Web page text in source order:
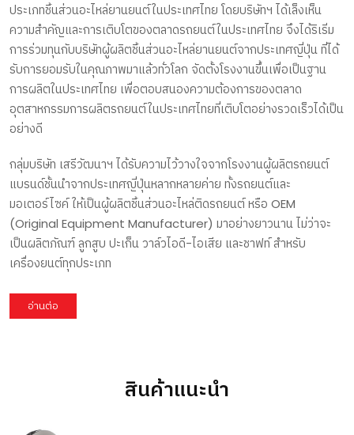
ประเภทชิ้นส่วนอะไหล่ยานยนต์ในประเทศไทย โดยบริษัทฯ ได้เล็งเห็น
ความสำคัญและการเติบโตของตลาดรถยนต์ในประเทศไทย จึงได้ริเริ่ม
การร่วมทุนกับบริษัทผู้ผลิตชิ้นส่วนอะไหล่ยานยนต์จากประเทศญี่ปุ่น ที่ได้
รับการยอมรับในคุณภาพมาแล้วทั่วโลก จัดตั้งโรงงานขึ้นเพื่อเป็นฐาน
การผลิตในประเทศไทย เพื่อตอบสนองความต้องการของตลาด
อุตสาหกรรมการผลิตรถยนต์ในประเทศไทยที่เติบโตอย่างรวดเร็วได้เป็น
อย่างดี
กลุ่มบริษัท เสรีวัฒนาฯ ได้รับความไว้วางใจจากโรงงานผู้ผลิตรถยนต์
แบรนด์ชั้นนำจากประเทศญี่ปุ่นหลากหลายค่าย ทั้งรถยนต์และ
มอเตอร์ไซค์ ให้เป็นผู้ผลิตชิ้นส่วนอะไหล่ติดรถยนต์ หรือ OEM
(Original Equipment Manufacturer) มาอย่างยาวนาน ไม่ว่าจะ
เป็นผลิตภัณฑ์ ลูกสูบ ปะเก็น วาล์วไอดี-ไอเสีย และชาฟท์ สำหรับ
เครื่องยนต์ทุกประเภท
อ่านต่อ
สินค้าแนะนำ